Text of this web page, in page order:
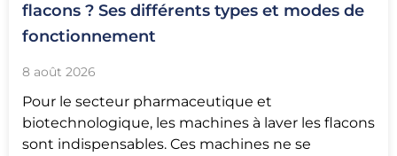
flacons ? Ses différents types et modes de
fonctionnement
8 août 2026
Pour le secteur pharmaceutique et
biotechnologique, les machines à laver les flacons
sont indispensables. Ces machines ne se